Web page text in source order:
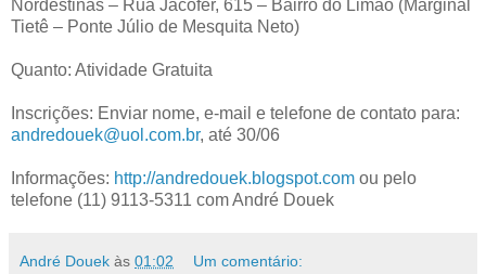
Nordestinas – Rua Jacofér, 615 – Bairro do Limão (Marginal
Tietê – Ponte Júlio de Mesquita Neto)
Quanto: Atividade Gratuita
Inscrições: Enviar nome, e-mail e telefone de contato para:
andredouek@uol.com.br, até 30/06
Informações: http://andredouek.blogspot.com ou pelo
telefone (11) 9113-5311 com André Douek
André Douek às 01:02 Um comentário: